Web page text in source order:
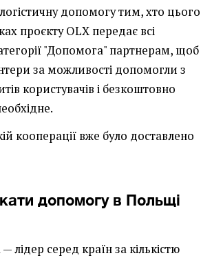
логістичну допомогу тим, хто цього
проєкту OLX передає всі
"Допомога" партнерам, щоб
за можливості допомогли з
користувачів і безкоштовно
кооперації вже було доставлено
допомогу в Польщі
лідер серед країн за кількістю